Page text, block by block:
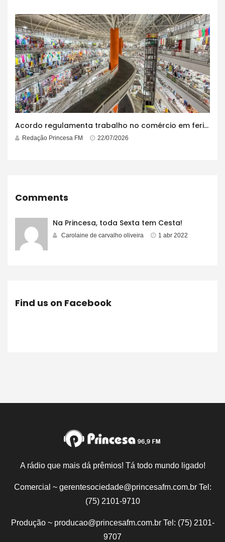
Acordo regulamenta trabalho no comércio em feriados
Redação Princesa FM 22/07/2026
Comments
Na Princesa, toda Sexta tem Cesta!
Carolaine de carvalho oliveira 1 abr 2022
Find us on Facebook
A rádio que mais dá prêmios! Tá todo mundo ligado!
Comercial ~ gerentesociedade@princesafm.com.br Tel:
(75) 2101-9710
Produção ~ producao@princesafm.com.br Tel: (75) 2101-
9707